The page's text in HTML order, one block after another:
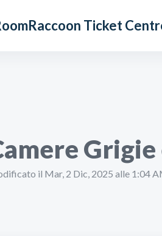
Ticket
il Mar, 2 Dic, 2025 alle 1:04